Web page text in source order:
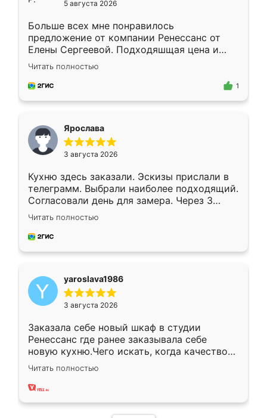
5 августа 2026
Больше всех мне понравилось
предложение от компании Ренессанс от
Елены Сергеевой. Подходяшщая цена и
короткие сроки изготовления. Приехавший
для замера сотрудник Владислав
предложил по моему эскизу самый
Читать полностью
1
Ярослава
3 августа 2026
Кухню здесь заказали. Эскизы прислали в
телеграмм. Выбрали наиболее подходящий.
Согласовали день для замера. Через 3
недели кухня была уже готова. Остались
довольны работой. Спасибо Ренессанс
мебель за качественную работу!
Читать полностью
yaroslava1986
3 августа 2026
Заказала себе новый шкаф в студии
Ренессанс где ранее заказывала себе
новую кухню.Чего искать, когда качеством
вполне довольна. Служит кухня уже почти
два года, нареканий нет.
Читать полностью